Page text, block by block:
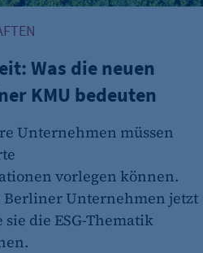
die ausgewählten
Was die neuen
KMU bedeuten
Unternehmen müssen
vorlegen können.
Unternehmen jetzt
die ESG-Thematik